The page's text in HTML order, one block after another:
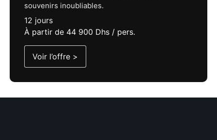
souvenirs inoubliables.
12 jours
À partir de 44 900 Dhs / pers.
Voir l’offre >